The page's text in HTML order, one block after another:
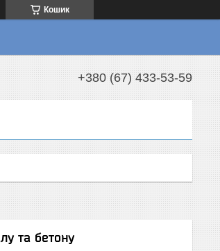
Кошик
+380 (67) 433-53-59
та бетону